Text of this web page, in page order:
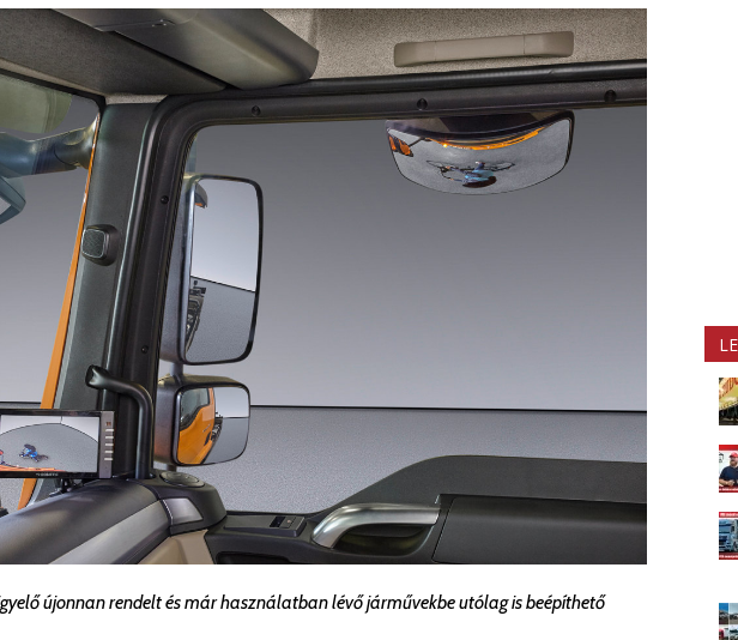
újonnan rendelt és már használatban lévő járművekbe utólag is beépíthető